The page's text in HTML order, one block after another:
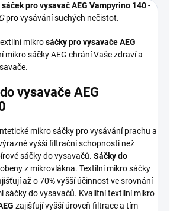
pro vysavač AEG Vampyrino 140-
pro vysávání suchých nečistot.
mikrosáčky pro vysavače AEG
mikro sáčky AEG chrání Vaše zdraví a
vysavače AEG
mikro sáčky pro vysávání prachu a
vyšší filtrační schopnosti než
sáčky do vysavačů. Sáčky do
z mikrovlákna. Textilní mikro sáčky
až o 70% vyšší účinnost ve srovnání
sáčky do vysavačů. Kvalitní textilní mikro
zajišťují vyšší úroveň filtrace a tím